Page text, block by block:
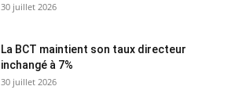
30 juillet 2026
La BCT maintient son taux directeur
inchangé à 7%
30 juillet 2026